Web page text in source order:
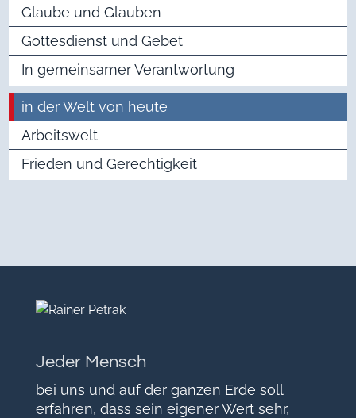
Glaube und Glauben
Gottesdienst und Gebet
In gemeinsamer Verantwortung
in der Welt von heute
Arbeitswelt
Frieden und Gerechtigkeit
Jeder Mensch
bei uns und auf der ganzen Erde soll
erfahren, dass sein eigener Wert sehr,